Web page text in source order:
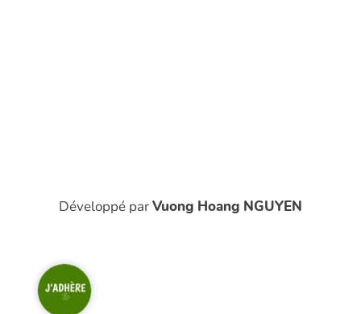
Développé parVuong Hoang NGUYEN